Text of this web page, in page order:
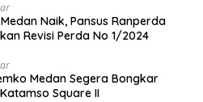
Naik, Pansus Ranperda
Revisi Perda No 1/2024
Medan Segera Bongkar
Square II